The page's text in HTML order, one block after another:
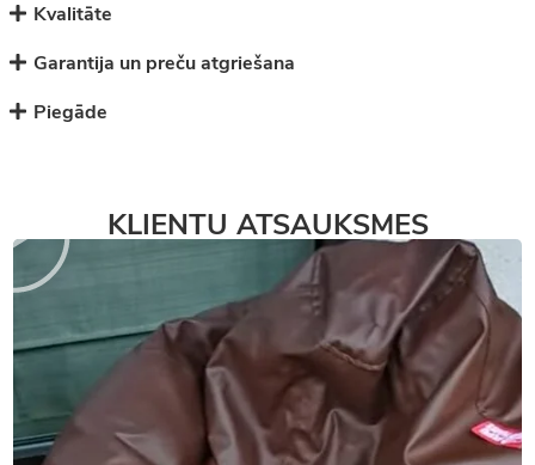
Kvalitāte
Garantija un preču atgriešana
Piegāde
KLIENTU ATSAUKSMES